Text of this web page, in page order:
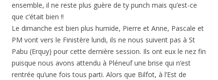
ensemble, il ne reste plus guère de ty punch mais qu’est-ce
que c’était bien !!
Le dimanche est bien plus humide, Pierre et Anne, Pascale et
PM vont vers le Finistère lundi, ils ne nous suivent pas à St
Pabu (Erquy) pour cette dernière session. Ils ont eux le nez fin
puisque nous avons attendu à Pléneuf une brise qui n’est
rentrée qu’une fois tous parti. Alors que Bilfot, à l’Est de